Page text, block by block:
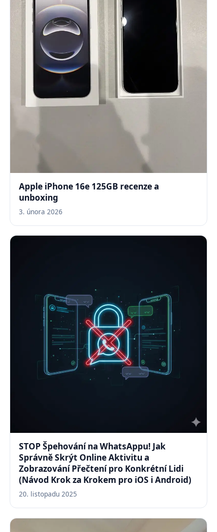
Apple iPhone 16e 125GB recenze a
unboxing
3. února 2026
STOP Špehování na WhatsAppu! Jak
Správně Skrýt Online Aktivitu a
Zobrazování Přečtení pro Konkrétní Lidi
(Návod Krok za Krokem pro iOS i Android)
20. listopadu 2025